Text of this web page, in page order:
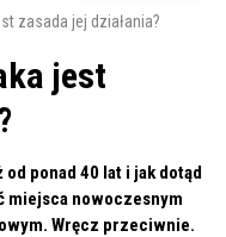
zasada jej działania?
jest
ponad 40 lat i jak dotąd
miejsca nowoczesnym
Wręcz przeciwnie.